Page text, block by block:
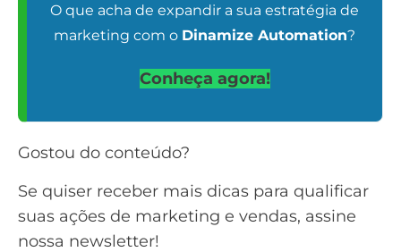
O que acha de expandir a sua estratégia de
marketing com o Dinamize Automation?
Conheça agora!
Gostou do conteúdo?
Se quiser receber mais dicas para qualificar
suas ações de marketing e vendas, assine
nossa newsletter!